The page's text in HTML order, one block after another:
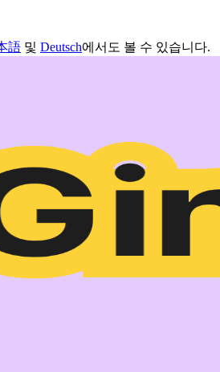
語 및 Deutsch에서도 볼 수 있습니다.